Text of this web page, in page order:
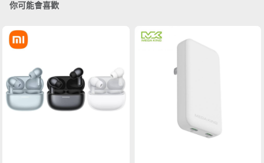
你可能會喜歡